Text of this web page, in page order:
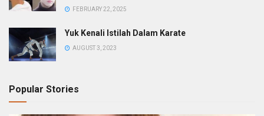
FEBRUARY 22, 2025
Yuk Kenali Istilah Dalam Karate
AUGUST 3, 2023
Popular Stories